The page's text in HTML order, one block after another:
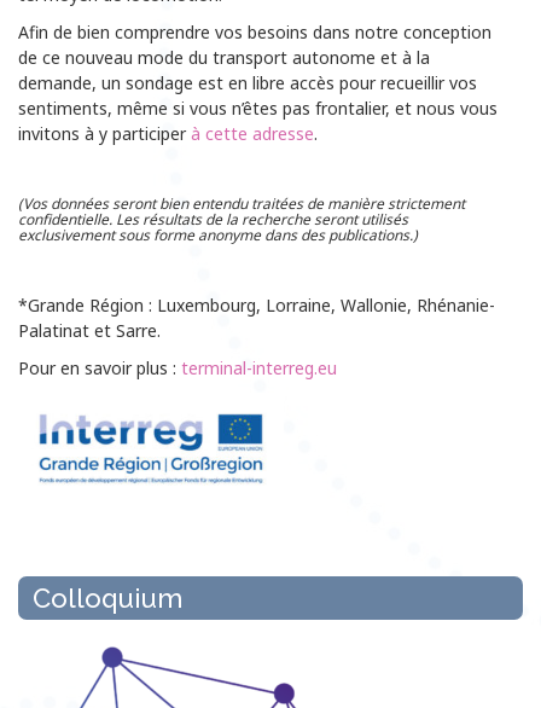
Afin de bien comprendre vos besoins dans notre conception
de ce nouveau mode du transport autonome et à la
demande, un sondage est en libre accès pour recueillir vos
sentiments, même si vous n’êtes pas frontalier, et nous vous
invitons à y participerà cette adresse.
(Vos données seront bien entendu traitées de manière strictement
confidentielle. Les résultats de la recherche seront utilisés
exclusivement sous forme anonyme dans des publications.)
*Grande Région : Luxembourg, Lorraine, Wallonie, Rhénanie-
Palatinat et Sarre.
Pour en savoir plus : terminal-interreg.eu
Colloquium